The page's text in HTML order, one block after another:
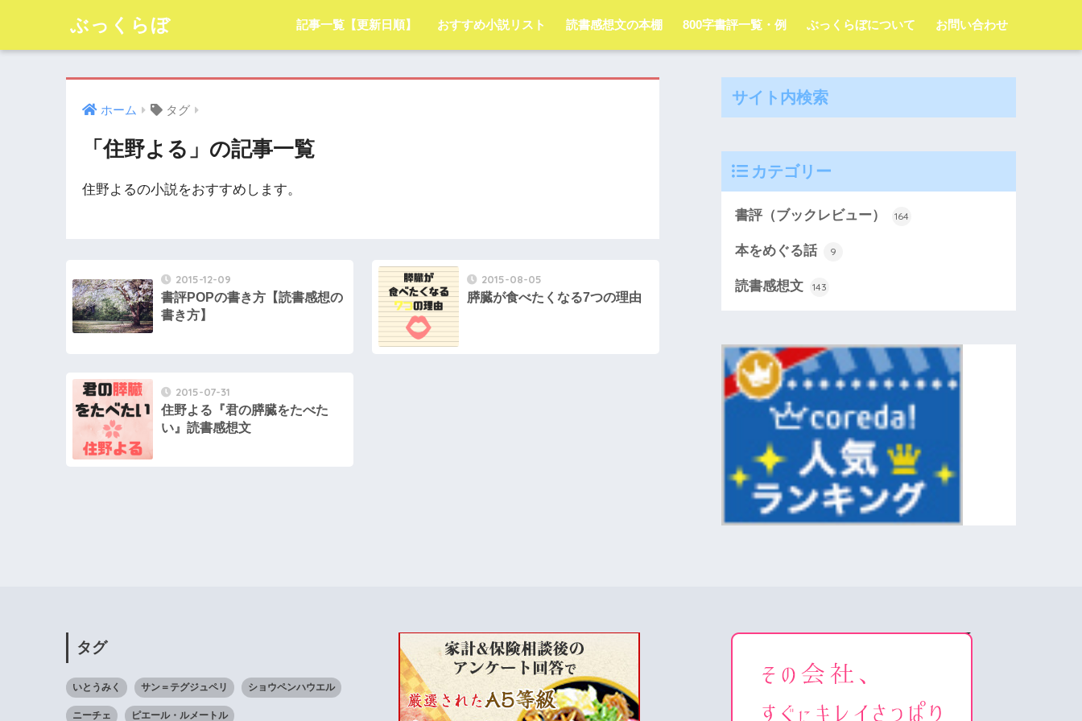
ぶっくらぼ 記事一覧【更新日順】 おすすめ小説リスト 読書感想文の本棚 800字書評一覧・例 ぶっくらぼについて お問い合わせ
ホーム タグ
「住野よる」の記事一覧
住野よるの小説をおすすめします。
2015-12-09
書評POPの書き方【読書感想の
書き方】
2015-08-05
膵臓が食べたくなる7つの理由
2015-07-31
住野よる『君の膵臓をたべた
い』読書感想文
サイト内検索
カテゴリー
書評（ブックレビュー） 164
本をめぐる話 9
読書感想文 143
タグ
いとうみく サン＝テグジュペリ ショウペンハウエル
ニーチェ ピエール・ルメートル